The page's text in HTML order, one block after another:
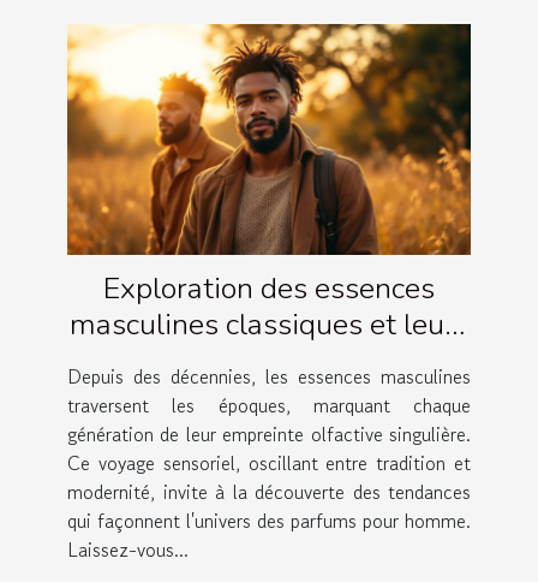
Exploration des essences
masculines classiques et leurs
évolutions
Depuis des décennies, les essences masculines
traversent les époques, marquant chaque
génération de leur empreinte olfactive singulière.
Ce voyage sensoriel, oscillant entre tradition et
modernité, invite à la découverte des tendances
qui façonnent l'univers des parfums pour homme.
Laissez-vous...